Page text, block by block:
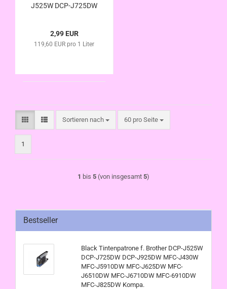
J525W DCP-J725DW
J5910DW MFC-
J625DW MFC-
6910DW MFC-
2,99 EUR
119,60 EUR pro 1 Liter
Sortieren nach
Sortieren nach 60 pro Seite
pro Seite
1
1 bis 5 (von insgesamt 5)
Bestseller
Black Tintenpatrone f. Brother DCP-J525W
DCP-J725DW DCP-J925DW MFC-J430W
MFC-J5910DW MFC-J625DW MFC-
J6510DW MFC-J6710DW MFC-6910DW
MFC-J825DW Kompa.